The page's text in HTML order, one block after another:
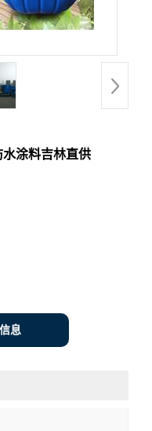
涂料吉林直供
息